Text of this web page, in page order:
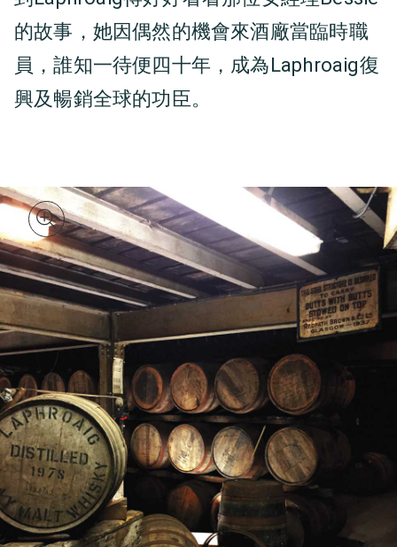
的故事，她因偶然的機會來酒廠當臨時職
員，誰知一待便四十年，成為Laphroaig復
興及暢銷全球的功臣。